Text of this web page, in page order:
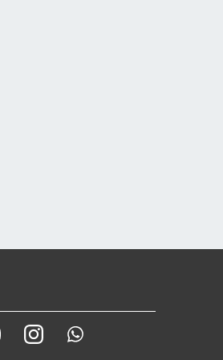
YoutubeInstagram